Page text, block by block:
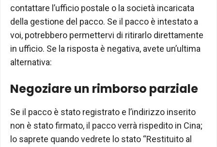
contattare l’ufficio postale o la società incaricata
della gestione del pacco. Se il pacco è intestato a
voi, potrebbero permettervi di ritirarlo direttamente
in ufficio. Se la risposta è negativa, avete un’ultima
alternativa:
Negoziare un rimborso parziale
Se il pacco è stato registrato e l’indirizzo inserito
non è stato firmato, il pacco verrà rispedito in Cina;
lo saprete quando vedrete lo stato “Restituito al